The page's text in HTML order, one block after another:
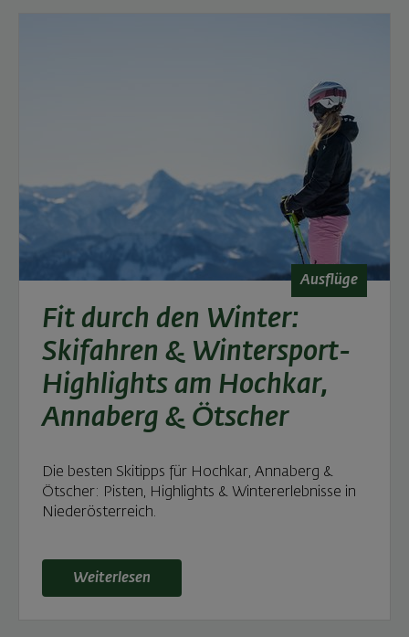
Ausflüge
Fit durch den Winter:
Skifahren & Wintersport-
Highlights am Hochkar,
Annaberg & Ötscher
Die besten Skitipps für Hochkar, Annaberg &
Ötscher: Pisten, Highlights & Wintererlebnisse in
Niederösterreich.
Weiterlesen: Fit durch den Winter: Skifahren &
Weiterlesen